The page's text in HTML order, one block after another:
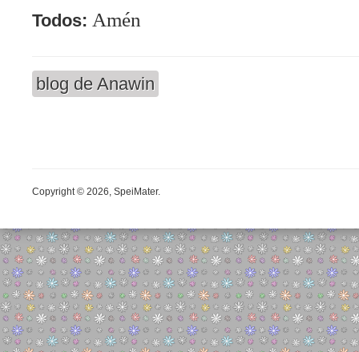
Todos: Amén
blog de Anawin
Copyright © 2026, SpeiMater.